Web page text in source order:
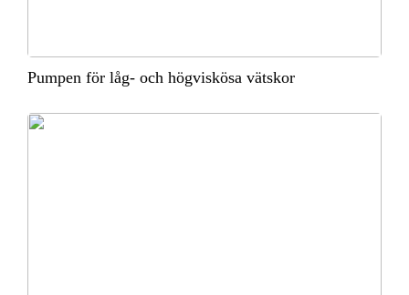
Pumpen för låg- och högviskösa vätskor